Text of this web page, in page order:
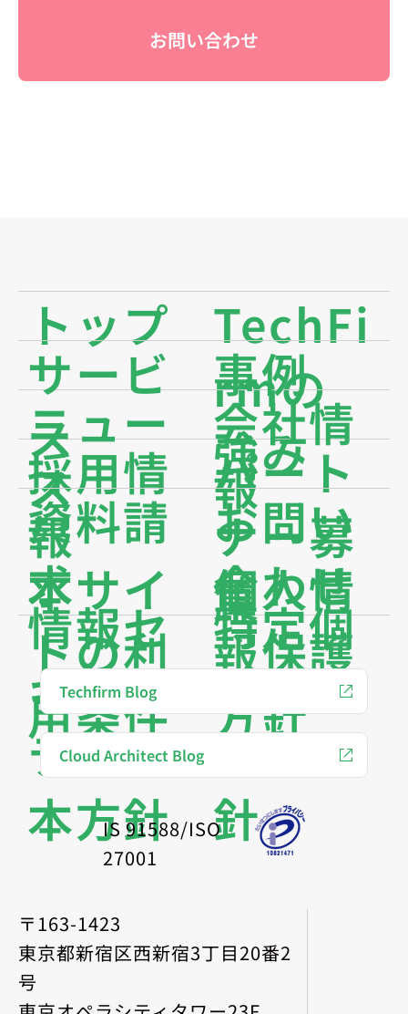
お問い合わせ
トップ
採用情
報
ニュー
ス
本サイ
トの利
用条件
サービ
ス
資料請
求
情報セ
キュリ
ティ基
本方針
TechFi
rmの
強み
パート
ナー募
集
会社情
報
個人情
報保護
方針
事例
お問い
合わせ
特定個
人情報
保護方
針
Techfirm Blog
Cloud Architect Blog
IS 91588/ISO
27001
〒163-1423
東京都新宿区西新宿3丁目20番2
号